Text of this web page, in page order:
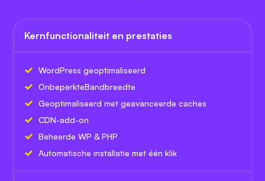
Kernfunctionaliteit en prestaties
WordPress geoptimaliseerd
OnbeperkteBandbreedte
Geoptimaliseerd met geavanceerde caches
CDN-add-on
Beheerde WP & PHP
Automatische installatie met één klik